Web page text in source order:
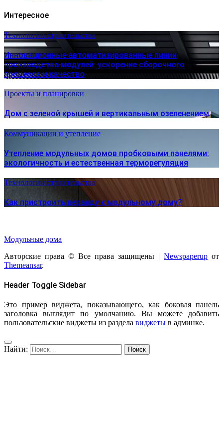
Интересное
Технологии строительства
Инновационные автоматизированные линии
производства модулей: ускорение сборочного
процесса и качество
Проекты и планировки
Дом с зеленой крышей и вертикальным озеленением
Коммуникации и утепление
Утепление модульных домов пробковыми панелями:
экологичность и естественная терморегуляция
Технологии строительства
Как пристроить веранду к модульному дому?
Модульные дома
Авторские права © Все права защищены | Newspaperup от
Themeansar.
Header Toggle Sidebar
Это пример виджета, показывающего, как боковая панель
заголовка выглядит по умолчанию. Вы можете добавить
пользовательские виджеты из раздела виджеты в админке.
Найти: